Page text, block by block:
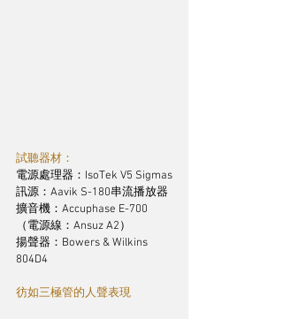
試聽器材：
電源處理器：IsoTek V5 Sigmas
訊源：Aavik S-180串流播放器
擴音機：Accuphase E-700
（電源線：Ansuz A2）
揚聲器：Bowers & Wilkins
804D4
彷如三極管的人聲表現